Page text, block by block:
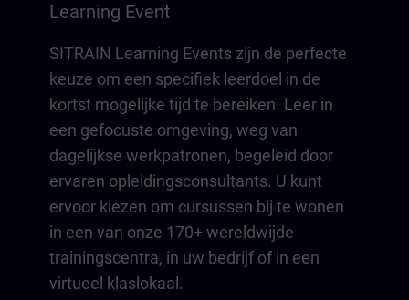
Learning Event
SITRAIN Learning Events zijn de perfecte
keuze om een specifiek leerdoel in de
kortst mogelijke tijd te bereiken. Leer in
een gefocuste omgeving, weg van
dagelijkse werkpatronen, begeleid door
ervaren opleidingsconsultants. U kunt
ervoor kiezen om cursussen bij te wonen
in een van onze 170+ wereldwijde
trainingscentra, in uw bedrijf of in een
virtueel klaslokaal.